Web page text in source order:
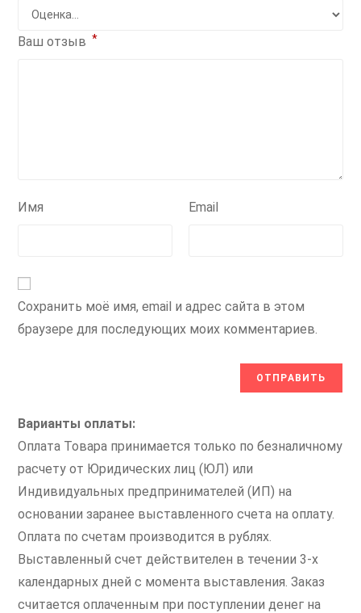
Ваш отзыв *
Имя Email
Сохранить моё имя, email и адрес сайта в этом
браузере для последующих моих комментариев.
Варианты оплаты:
Оплата Товара принимается только по безналичному
расчету от Юридических лиц (ЮЛ) или
Индивидуальных предпринимателей (ИП) на
основании заранее выставленного счета на оплату.
Оплата по счетам производится в рублях.
Выставленный счет действителен в течении 3-х
календарных дней с момента выставления. Заказ
считается оплаченным при поступлении денег на